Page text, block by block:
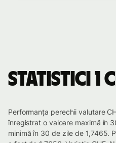
Statistici 1
Performanța perechii valutare
înregistrat o valoare maximă în
minimă în 30 de zile de 1,7465.